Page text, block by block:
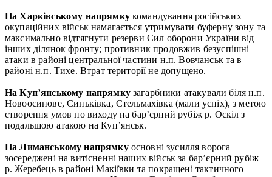
На Харківському напрямкукомандування російських
окупаційних військ намагається утримувати буферну зону та
максимально відтягнути резерви Сил оборони України від
інших ділянок фронту; противник продовжив безуспішні
атаки в районі центральної частини н.п. Вовчанськ та в
районі н.п. Тихе. Втрат території не допущено.
На Купʼянському напрямкузагарбники атакували біля н.п.
Новоосинове, Синьківка, Стельмахівка (мали успіх), з метою
створення умов по виходу на бар’єрний рубіж р. Оскіл з
подальшою атакою на Куп’янськ.
На Лиманському напрямкуосновні зусилля ворога
зосереджені на витісненні наших військ за бар’єрний рубіж
р. Жеребець в районі Макіївки та покращені тактичного